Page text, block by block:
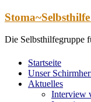
Zum
springen
Die Selbsthilfegruppe
Startseite
Unser
Aktuelles
Interview